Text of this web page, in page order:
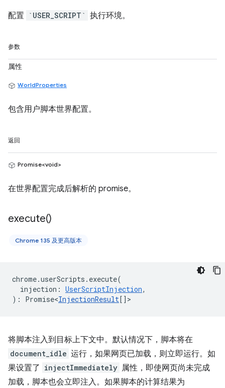
配置 `USER_SCRIPT` 执行环境。
参数
属性
WorldProperties
包含用户脚本世界配置。
返回
Promise<void>
在世界配置完成后解析的 promise。
execute()
Chrome 135 及更高版本
chrome.userScripts . execute(
injection : UserScriptInjection,
) : Promise<InjectionResult [] >
将脚本注入到目标上下文中。默认情况下，脚本将在
document_idle 运行，如果网页已加载，则立即运行。如
果设置了 injectImmediately 属性，即使网页尚未完成
加载，脚本也会立即注入。如果脚本的计算结果为